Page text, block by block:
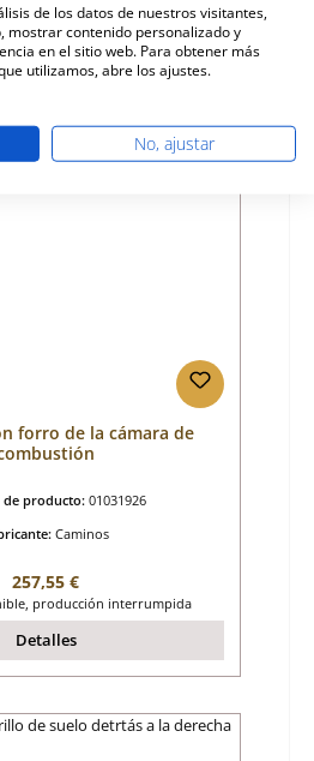
Precio normal:
16,28 €
producción interrumpida
forro de la cámara de
producto: 01031926
Caminos
Precio normal:
257,55 €
producción interrumpida
Detalles
de los datos de nuestros visitantes,
mostrar contenido personalizado y
en el sitio web. Para obtener más
utilizamos, abre los ajustes.
No, ajustar